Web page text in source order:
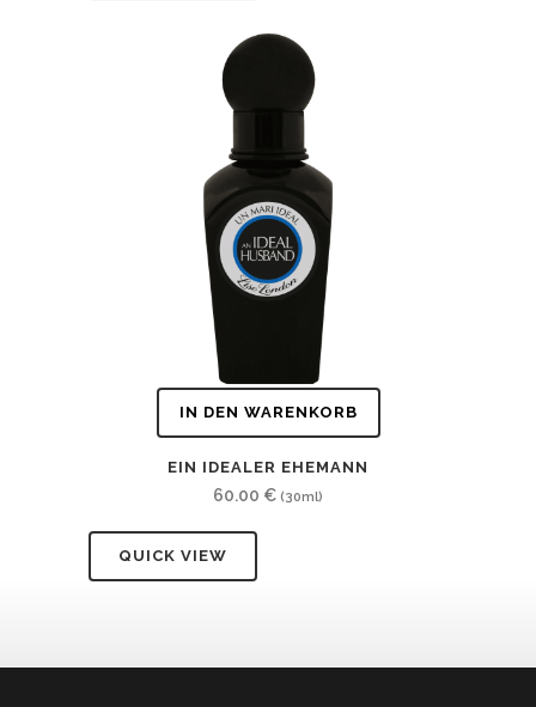
IN DEN WARENKORB
EIN IDEALER EHEMANN
60.00 € (30ml)
QUICK VIEW